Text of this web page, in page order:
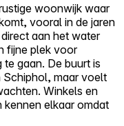
woonwijk waar
vooral in de jaren
aan het water
fijne plek voor
gaan. De buurt is
Schiphol, maar voelt
Winkels en
elkaar omdat